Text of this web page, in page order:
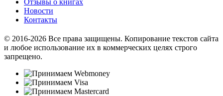
Новости
Контакты
© 2016-2026 Все права защищены. Копирование текстов сайта
и любое использование их в коммерческих целях строго
запрещено.